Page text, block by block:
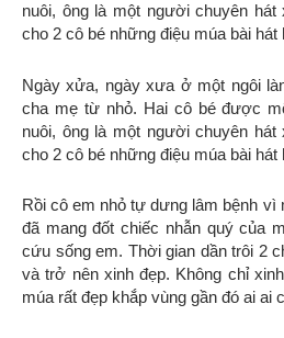
nuôi, ông là một người chuyên
cho 2 cô bé những điệu múa bài hát
Ngày xửa, ngày xưa ở một ngôi
cha mẹ từ nhỏ. Hai cô bé được
nuôi, ông là một người chuyên
cho 2 cô bé những điệu múa bài hát
Rồi cô em nhỏ tự dưng lâm bệnh vì
đã mang đốt chiếc nhẫn quý của
cứu sống em. Thời gian dần trôi 2
và trở nên xinh đẹp. Không chỉ
múa rất đẹp khắp vùng gần đó ai ai